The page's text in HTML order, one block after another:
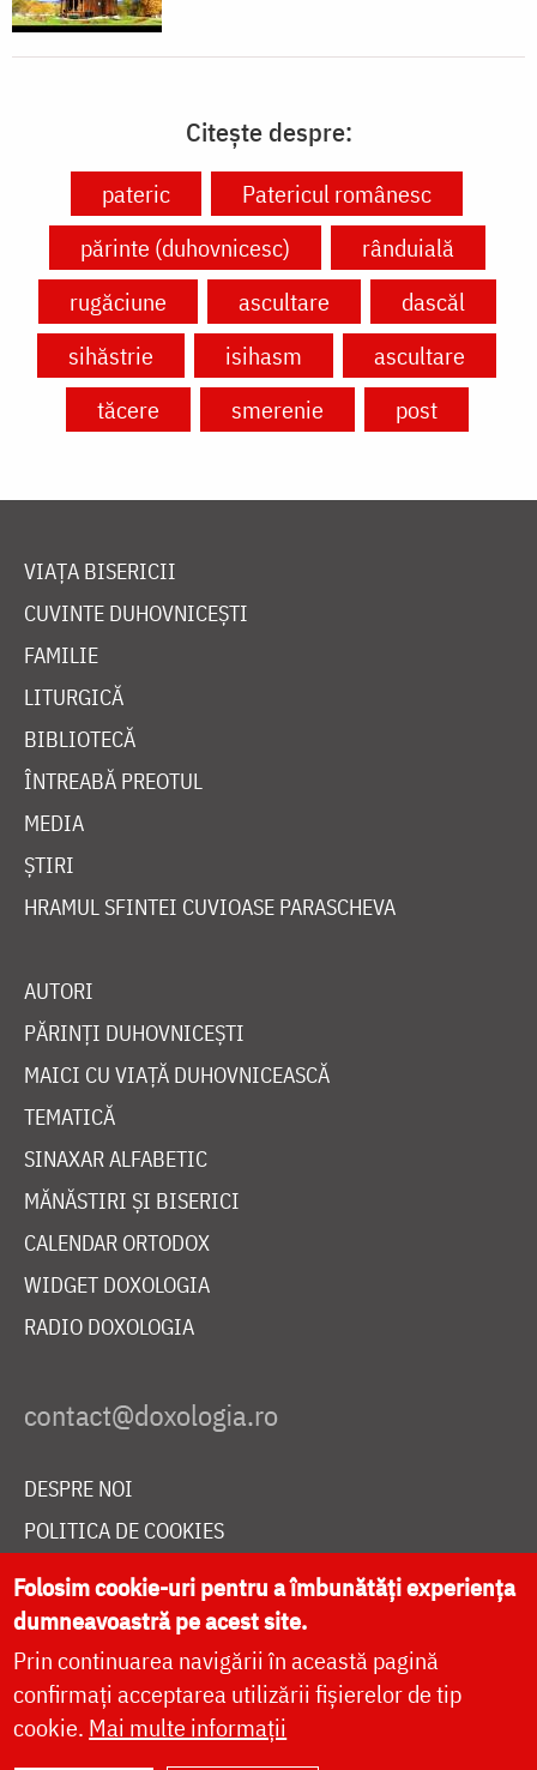
Citește despre:
pateric
Patericul românesc
părinte (duhovnicesc)
rânduială
rugăciune
ascultare
dascăl
sihăstrie
isihasm
ascultare
tăcere
smerenie post
VIAȚA BISERICII
CUVINTE DUHOVNICEȘTI
FAMILIE
LITURGICĂ
BIBLIOTECĂ
ÎNTREABĂ PREOTUL
MEDIA
ȘTIRI
HRAMUL SFINTEI CUVIOASE PARASCHEVA
AUTORI
PĂRINȚI DUHOVNICEȘTI
MAICI CU VIAȚĂ DUHOVNICEASCĂ
TEMATICĂ
SINAXAR ALFABETIC
MĂNĂSTIRI ȘI BISERICI
CALENDAR ORTODOX
WIDGET DOXOLOGIA
RADIO DOXOLOGIA
DESPRE NOI
POLITICA DE COOKIES
DONEAZĂ ONLINE PENTRU CATEDRALA NAȚIONALĂ
LIVE
Folosim cookie-uri pentru a îmbunătăți experiența
dumneavoastră pe acest site.
Prin continuarea navigării în această pagină
confirmați acceptarea utilizării fișierelor de tip
cookie. Mai multe informații